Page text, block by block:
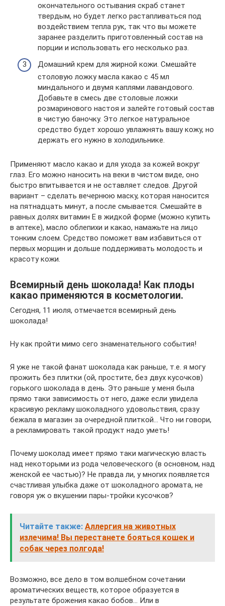
окончательного остывания скраб станет
твердым, но будет легко растапливаться под
воздействием тепла рук, так что вы можете
заранее разделить приготовленный состав на
порции и использовать его несколько раз.
Домашний крем для жирной кожи. Смешайте
столовую ложку масла какао с 45 мл
миндального и двумя каплями лавандового.
Добавьте в смесь две столовые ложки
розмаринового настоя и залейте готовый состав
в чистую баночку. Это легкое натуральное
средство будет хорошо увлажнять вашу кожу, но
держать его нужно в холодильнике.
Применяют масло какао и для ухода за кожей вокруг
глаз. Его можно наносить на веки в чистом виде, оно
быстро впитывается и не оставляет следов. Другой
вариант – сделать вечернюю маску, которая наносится
на пятнадцать минут, а после смывается. Смешайте в
равных долях витамин Е в жидкой форме (можно купить
в аптеке), масло облепихи и какао, намажьте на лицо
тонким слоем. Средство поможет вам избавиться от
первых морщин и дольше поддерживать молодость и
красоту кожи.
Всемирный день шоколада! Как плоды
какао применяются в косметологии.
Сегодня, 11 июля, отмечается всемирный день
шоколада!
Ну как пройти мимо сего знаменательного события!
Я уже не такой фанат шоколада как раньше, т.е. я могу
прожить без плитки (ой, простите, без двух кусочков)
горького шоколада в день. Это раньше у меня была
прямо таки зависимость от него, даже если увидела
красивую рекламу шоколадного удовольствия, сразу
бежала в магазин за очередной плиткой… Что ни говори,
а рекламировать такой продукт надо уметь!
Почему шоколад имеет прямо таки магическую власть
над некоторыми из рода человеческого (в основном, над
женской ее частью)? Не правда ли, у многих появляется
счастливая улыбка даже от шоколадного аромата, не
говоря уж о вкушении пары-тройки кусочков?
Читайте также: Аллергия на животных
излечима! Вы перестанете бояться кошек и
собак через полгода!
Возможно, все дело в том волшебном сочетании
ароматических веществ, которое образуется в
результате брожения какао бобов… Или в